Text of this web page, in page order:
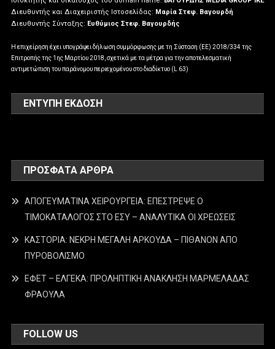
Διευθυντής και Διαχειριστής Ιστοσελίδας: Μαρία Στεφ. Βαγουρδή
Διευθυντής Σύνταξης: Ευθύμιος Στεφ. Βαγουρδής
Η επιχείρηση έχει υπογράψει δήλωση συμμόρφωσης με τη Σύσταση (ΕΕ) 2018/334 της
Επιτροπής της 1ης Μαρτίου 2018, σχετικά με τα μέτρα για την αποτελεσματική
αντιμετώπιση του παράνομου περιεχομένου στο διαδίκτυο (L 63)
ΕΝΤΥΠΗ ΕΚΔΟΣΗ
ΠΡΌΣΦΑΤΑ ΆΡΘΡΑ
ΑΠΟΓΕΥΜΑΤΙΝΑ ΧΕΙΡΟΥΡΓΕΙΑ: ΕΠΕΣΤΡΕΨΕ Ο
ΤΙΜΟΚΑΤΑΛΟΓΟΣ ΣΤΟ ΕΣΥ – ΑΝΑΛΥΤΙΚΑ ΟΙ ΧΡΕΩΣΕΙΣ
ΚΑΣΤΟΡΙΑ: ΝΕΚΡΗ ΜΕΓΑΛΗ ΑΡΚΟΥΔΑ – ΠΙΘΑΝΟΝ ΑΠΟ
ΠΥΡΟΒΟΛΙΣΜΟ
ΕΦΕΤ – ΕΛΓΕΚΑ: ΠΡΟΛΗΠΤΙΚΗ ΑΝΑΚΛΗΣΗ ΜΑΡΜΕΛΑΔΑΣ
ΦΡΑΟΥΛΑ
FOLLOW US